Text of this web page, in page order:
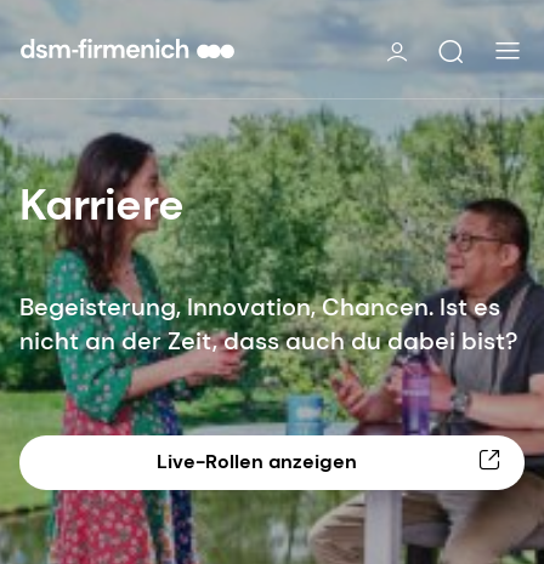
Karriere
Begeisterung, Innovation, Chancen. Ist es
nicht an der Zeit, dass auch du dabei bist?
Live-Rollen anzeigen